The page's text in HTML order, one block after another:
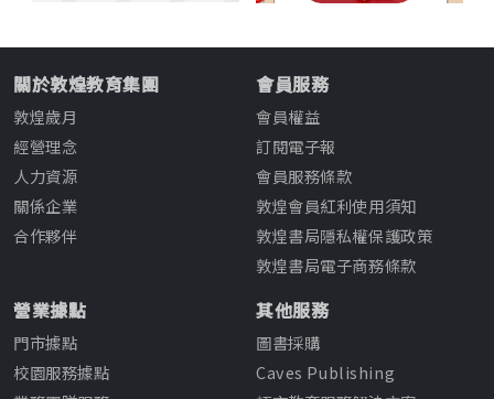
關於敦煌教育集團
敦煌歲月
經營理念
人力資源
關係企業
合作夥伴
會員服務
會員權益
訂閱電子報
會員服務條款
敦煌會員紅利使用須知
敦煌書局隱私權保護政策
敦煌書局電子商務條款
營業據點
門市據點
校園服務據點
其他服務
圖書採購
Caves Publishing